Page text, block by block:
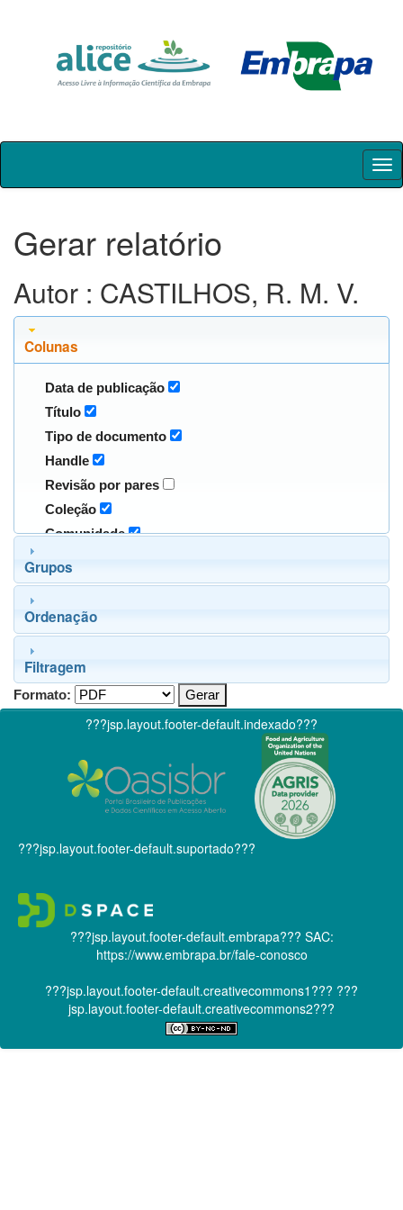
Skip
Gerar relatório
Autor : CASTILHOS, R. M. V.
Colunas
Data de publicação
Título
Tipo de documento
Handle
Revisão por pares
Coleção
Comunidade
Grupos
Ordenação
Filtragem
Formato:
???jsp.layout.footer-default.indexado???
???jsp.layout.footer-default.suportado???
???jsp.layout.footer-default.embrapa??? SAC:
https://www.embrapa.br/fale-conosco
???jsp.layout.footer-default.creativecommons1??? ???
jsp.layout.footer-default.creativecommons2???